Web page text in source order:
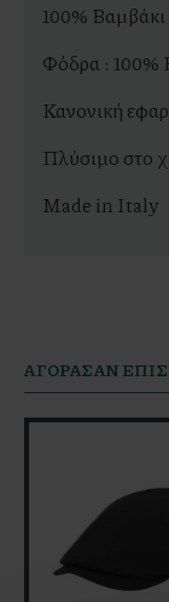
100% Βαμβάκι
Φόδρα : 100%
Κανονική
Πλύσιμο στο
Made in Italy
AΓΟΡΆΣΑΝ